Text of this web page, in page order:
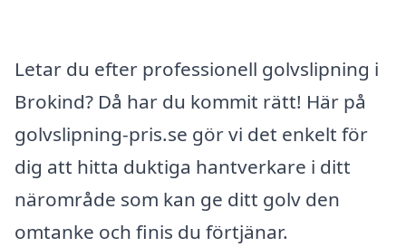
Letar du efter professionell golvslipning i
Brokind? Då har du kommit rätt! Här på
golvslipning-pris.se gör vi det enkelt för
dig att hitta duktiga hantverkare i ditt
närområde som kan ge ditt golv den
omtanke och finis du förtjänar.